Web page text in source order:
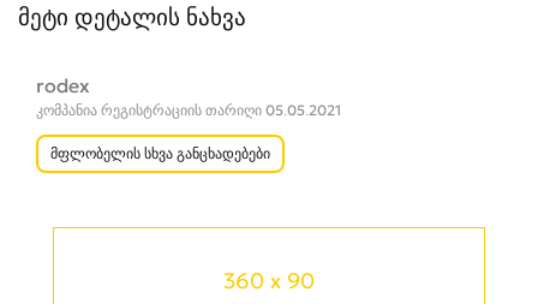
360 x 90
მეტი დეტალის ნახვა
rodex
კომპანია რეგისტრაციის თარიღი 05.05.2021
მფლობელის სხვა განცხადებები